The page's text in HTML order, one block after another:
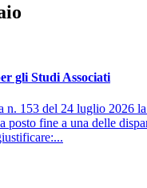
gli Studi Associati
n. 153 del 24 luglio 2026
posto fine a una delle